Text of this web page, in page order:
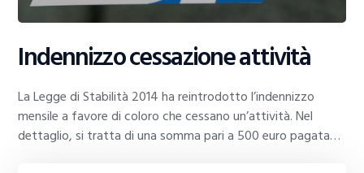
Indennizzo cessazione attività
La Legge di Stabilità 2014 ha reintrodotto l’indennizzo
mensile a favore di coloro che cessano un’attività. Nel
dettaglio, si tratta di una somma pari a 500 euro pagata…